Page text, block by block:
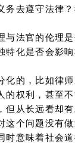
务去遵守法律
法官的伦理是
特化是否会影
的，比如律师
的权利，甚至
但从长远看却
这个问题没有
时意味着社会